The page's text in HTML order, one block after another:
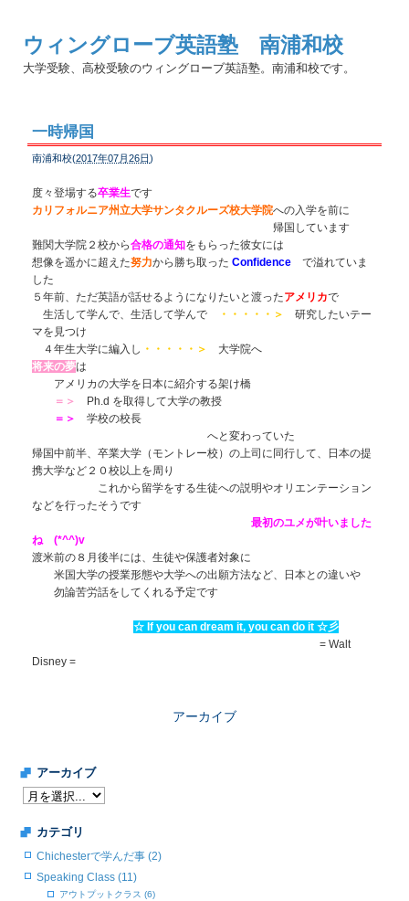
ウィングローブ英語塾 南浦和校
大学受験、高校受験のウィングローブ英語塾。南浦和校です。
一時帰国
南浦和校(2017年07月26日)
度々登場する卒業生です
カリフォルニア州立大学サンタクルーズ校大学院への入学を前に
帰国しています
難関大学院２校から合格の通知をもらった彼女には
想像を遥かに超えた努力から勝ち取った Confidence で溢れていま
した
５年前、ただ英語が話せるようになりたいと渡ったアメリカで
生活して学んで、生活して学んで
・・・・・＞
研究したいテー
マを見つけ
４年生大学に編入し ・・・・・＞
大学院へ
将来の夢は
アメリカの大学を日本に紹介する架け橋
＝＞
Ph.d を取得して大学の教授
＝＞
学校の校長
へと変わっていた
帰国中前半、卒業大学（モントレー校）の上司に同行して、日本の提
携大学など２０校以上を周り
これから留学をする生徒への説明やオリエンテーション
などを行ったそうです
最初のユメが叶いました
ね (*^^)v
渡米前の８月後半には、生徒や保護者対象に
米国大学の授業形態や大学への出願方法など、日本との違いや
勿論苦労話をしてくれる予定です
☆ If you can dream it, you can do it ☆彡
= Walt
Disney =
アーカイブ
アーカイブ
カテゴリ
Chichesterで学んだ事 (2)
Speaking Class (11)
アウトプットクラス (6)